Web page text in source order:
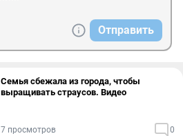
Отправить
Семья сбежала из города, чтобы
выращивать страусов. Видео
7 просмотров 0